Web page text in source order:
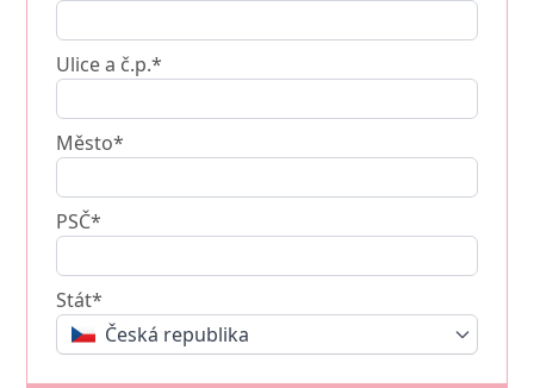
Ulice a č.p.*
Město*
PSČ*
Stát*
Česká republika